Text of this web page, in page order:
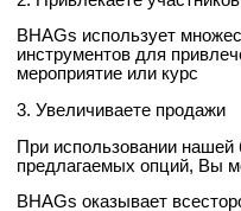
BHAGs использует
инструментов для
мероприятие или курс
3. Увеличиваете продажи
При использовании нашей
предлагаемых опций, Вы
BHAGs оказывает